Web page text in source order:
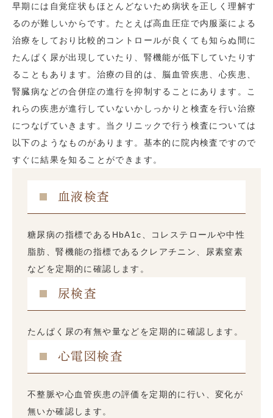
早期には自覚症状もほとんどないため病状を正しく理解す
るのが難しいからです。たとえば高血圧症で内服薬による
治療をしており比較的コントロールが良くても知らぬ間に
たんぱく尿が出現していたり、腎機能が低下していたりす
ることもあります。治療の目的は、脳血管疾患、心疾患、
腎臓病などの合併症の進行を抑制することにあります。こ
れらの疾患が進行していないかしっかりと検査を行い治療
につなげていきます。当クリニックで行う検査については
以下のようなものがあります。基本的に院内検査ですので
すぐに結果を知ることができます。
血液検査
糖尿病の指標であるHbA1c、コレステロールや中性
脂肪、腎機能の指標であるクレアチニン、尿素窒素
などを定期的に確認します。
尿検査
たんぱく尿の有無や量などを定期的に確認します。
心電図検査
不整脈や心血管疾患の評価を定期的に行い、変化が
無いか確認します。